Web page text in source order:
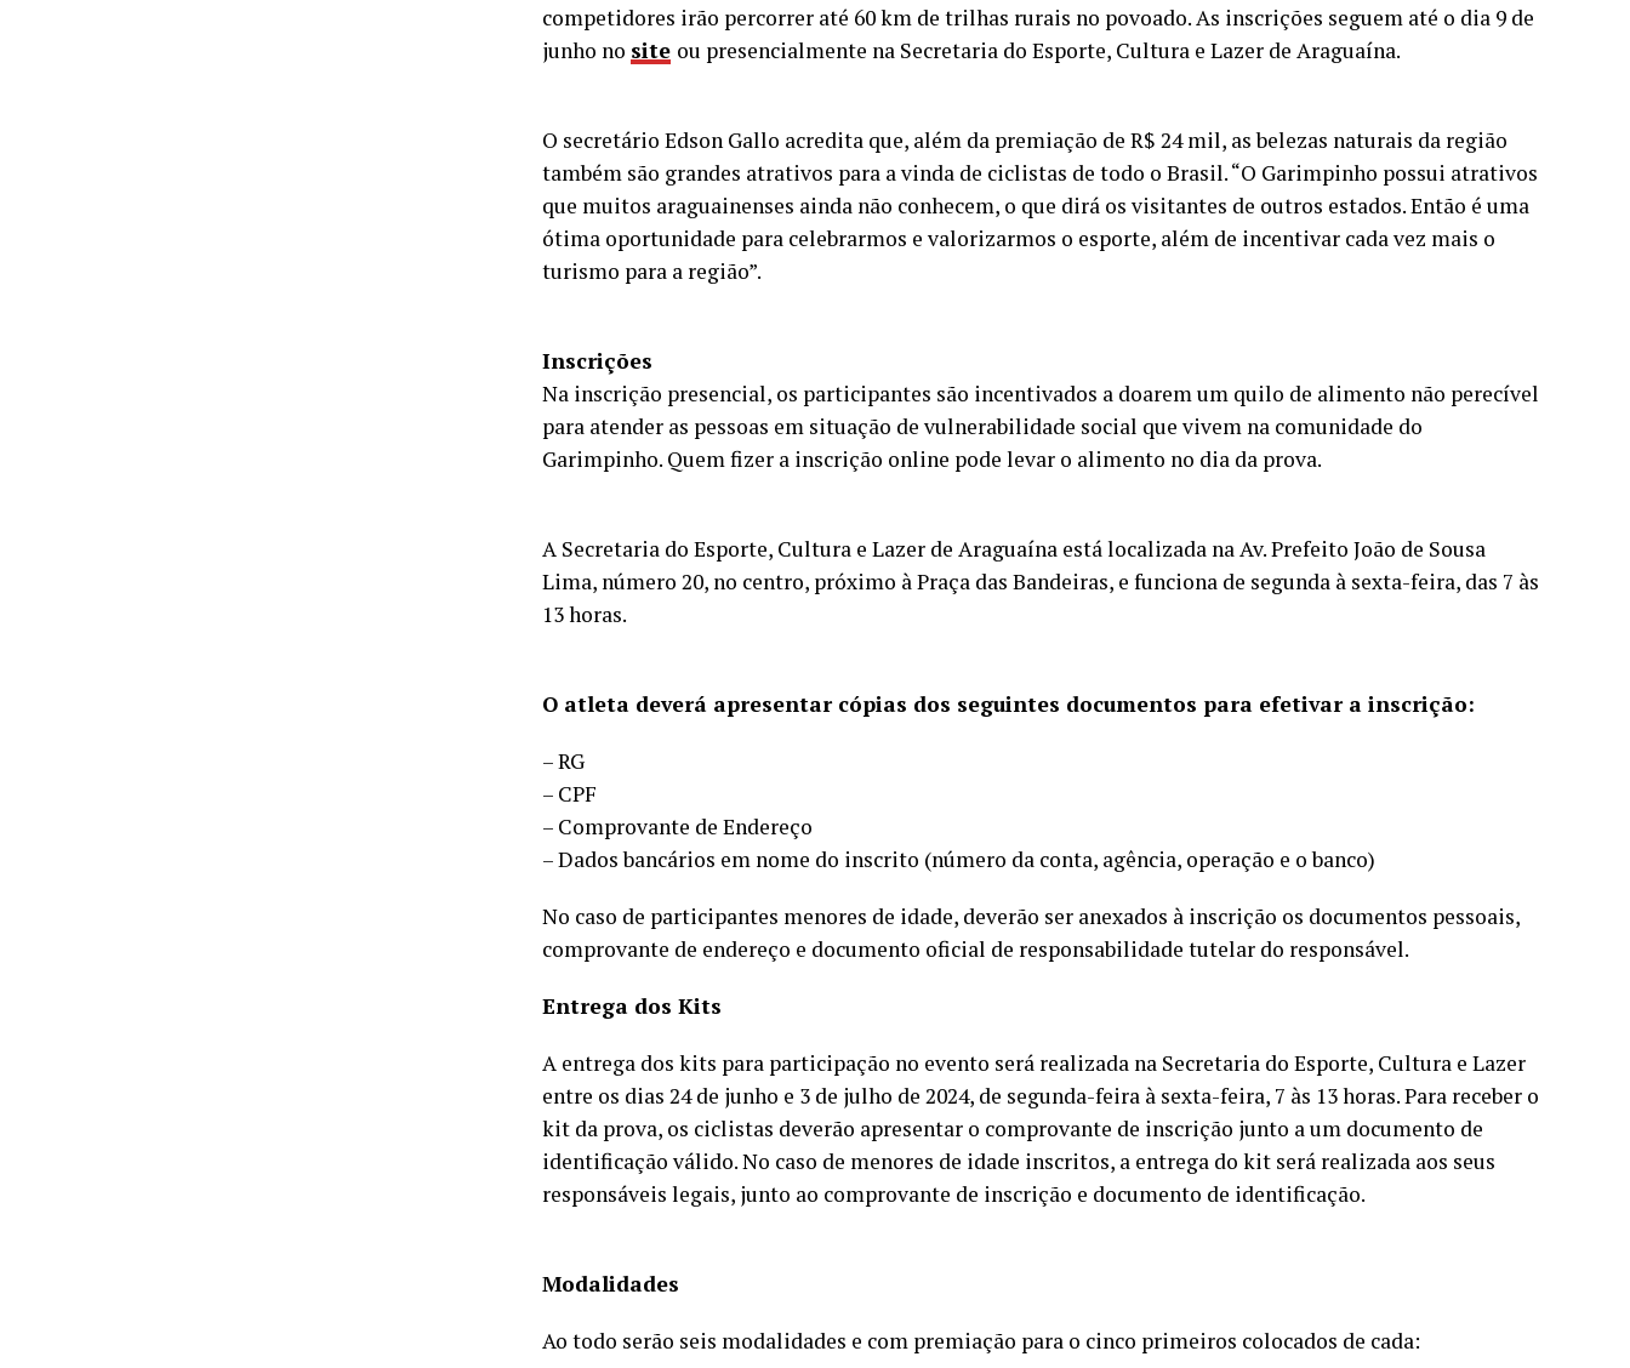
competidores irão percorrer até 60 km de trilhas rurais no povoado. As inscrições seguem até o dia 9 de
junho no site ou presencialmente na Secretaria do Esporte, Cultura e Lazer de Araguaína.
O secretário Edson Gallo acredita que, além da premiação de R$ 24 mil, as belezas naturais da região
também são grandes atrativos para a vinda de ciclistas de todo o Brasil. “O Garimpinho possui atrativos
que muitos araguainenses ainda não conhecem, o que dirá os visitantes de outros estados. Então é uma
ótima oportunidade para celebrarmos e valorizarmos o esporte, além de incentivar cada vez mais o
turismo para a região”.
Inscrições
Na inscrição presencial, os participantes são incentivados a doarem um quilo de alimento não perecível
para atender as pessoas em situação de vulnerabilidade social que vivem na comunidade do
Garimpinho. Quem fizer a inscrição online pode levar o alimento no dia da prova.
A Secretaria do Esporte, Cultura e Lazer de Araguaína está localizada na Av. Prefeito João de Sousa
Lima, número 20, no centro, próximo à Praça das Bandeiras, e funciona de segunda à sexta-feira, das 7 às
13 horas.
O atleta deverá apresentar cópias dos seguintes documentos para efetivar a inscrição:
– RG
– CPF
– Comprovante de Endereço
– Dados bancários em nome do inscrito (número da conta, agência, operação e o banco)
No caso de participantes menores de idade, deverão ser anexados à inscrição os documentos pessoais,
comprovante de endereço e documento oficial de responsabilidade tutelar do responsável.
Entrega dos Kits
A entrega dos kits para participação no evento será realizada na Secretaria do Esporte, Cultura e Lazer
entre os dias 24 de junho e 3 de julho de 2024, de segunda-feira à sexta-feira, 7 às 13 horas. Para receber o
kit da prova, os ciclistas deverão apresentar o comprovante de inscrição junto a um documento de
identificação válido. No caso de menores de idade inscritos, a entrega do kit será realizada aos seus
responsáveis legais, junto ao comprovante de inscrição e documento de identificação.
Modalidades
Ao todo serão seis modalidades e com premiação para o cinco primeiros colocados de cada: